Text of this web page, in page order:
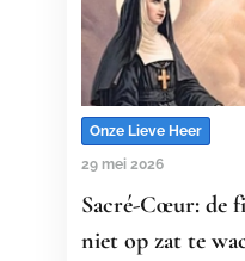
Onze Lieve Heer
29 mei 2026
Sacré-Cœur: de
niet op zat te